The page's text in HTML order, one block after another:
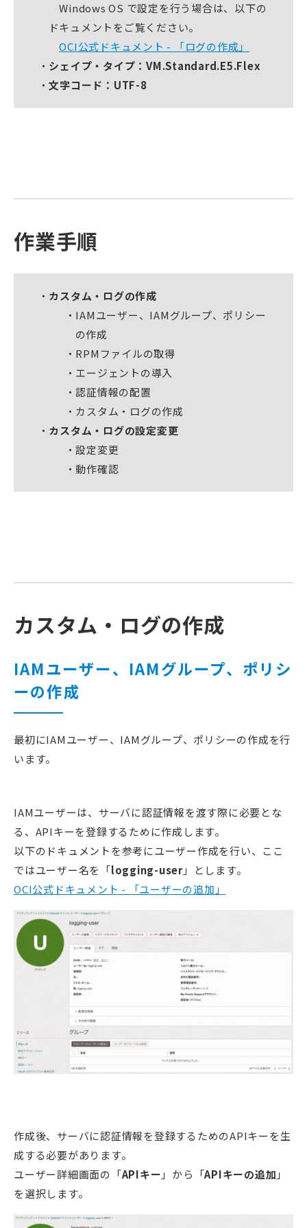
Windows OS で設定を行う場合は、以下の
ドキュメントをご覧ください。
OCI公式ドキュメント - 「ログの作成」
シェイプ・タイプ：VM.Standard.E5.Flex
文字コード：UTF-8
作業手順
カスタム・ログの作成
IAMユーザー、IAMグループ、ポリシー
の作成
RPMファイルの取得
エージェントの導入
認証情報の配置
カスタム・ログの作成
カスタム・ログの設定変更
設定変更
動作確認
カスタム・ログの作成
IAMユーザー、IAMグループ、ポリシ
ーの作成
最初にIAMユーザー、IAMグループ、ポリシーの作成を行
います。
IAMユーザーは、サーバに認証情報を渡す際に必要とな
る、APIキーを登録するために作成します。
以下のドキュメントを参考にユーザー作成を行い、ここ
ではユーザー名を「logging-user」とします。
OCI公式ドキュメント - 「ユーザーの追加」
作成後、サーバに認証情報を登録するためのAPIキーを生
成する必要があります。
ユーザー詳細画面の「APIキー 」から「APIキーの追加 」
を選択します。